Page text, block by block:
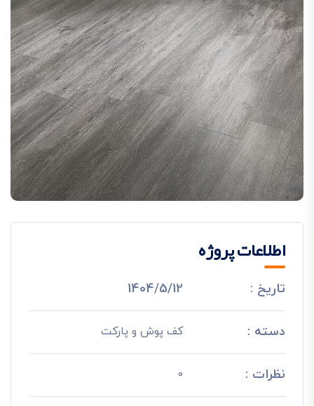
اطلاعات پروژه
تاریخ : 1404/5/12
دسته : کف پوش و پارکت
نظرات : 0